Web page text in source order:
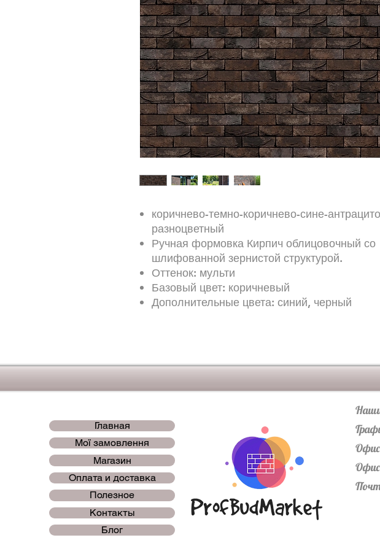
коричнево-темно-коричнево-сине-
разноцветный
Ручная формовка Кирпич облицовочный со
шлифованной зернистой структурой.
Оттенок: мульти
Базовый цвет: коричневый
Дополнительные цвета: синий, черный
Главная
Мої замовлення
Магазин
Оплата и доставка
Полезное
Контакты
Блог
Офис
Офис